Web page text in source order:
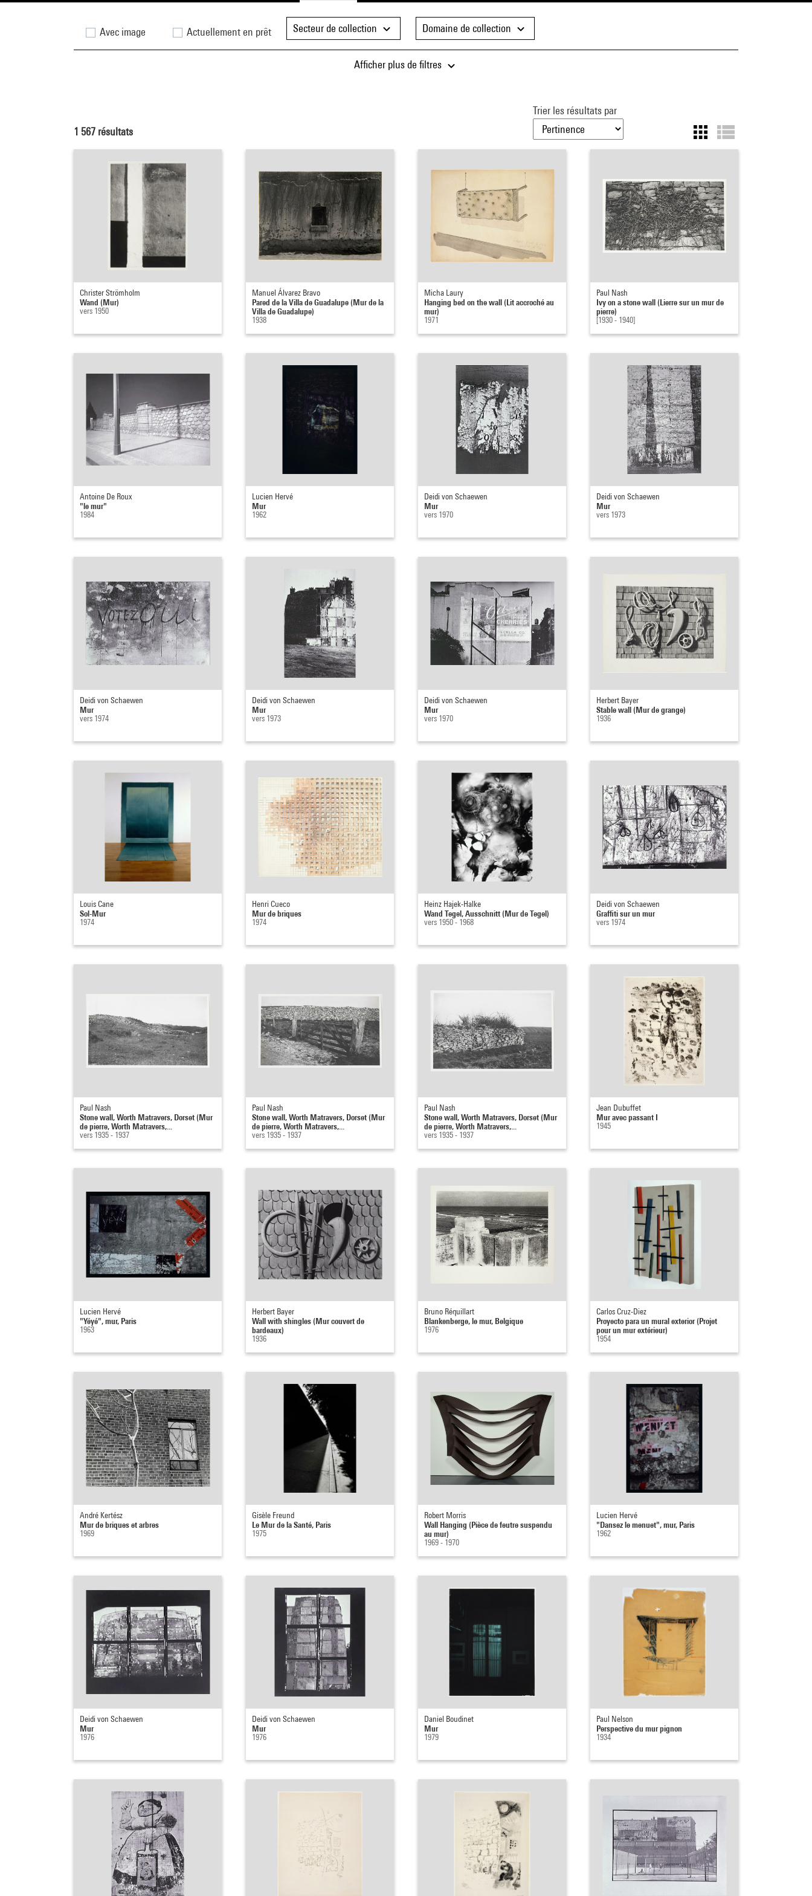
Avec image Actuellement en prêt Secteur de collection Domaine de collection
Afficher plus de filtres
1 567 résultats
Trier les résultats par
Christer Strömholm
Wand (Mur)
vers 1950
Manuel Álvarez Bravo
Pared de la Villa de Guadalupe (Mur de la
Villa de Guadalupe)
1938
Micha Laury
Hanging bed on the wall (Lit accroché au
mur)
1971
Paul Nash
Ivy on a stone wall (Lierre sur un mur de
pierre)
[1930 - 1940]
Antoine De Roux
"le mur"
1984
Lucien Hervé
Mur
1962
Deidi von Schaewen
Mur
vers 1970
Deidi von Schaewen
Mur
vers 1973
Deidi von Schaewen
Mur
vers 1974
Deidi von Schaewen
Mur
vers 1973
Deidi von Schaewen
Mur
vers 1970
Herbert Bayer
Stable wall (Mur de grange)
1936
Louis Cane
Sol-Mur
1974
Henri Cueco
Mur de briques
1974
Heinz Hajek-Halke
Wand Tegel, Ausschnitt (Mur de Tegel)
vers 1950 - 1968
Deidi von Schaewen
Graffiti sur un mur
vers 1974
Paul Nash
Stone wall, Worth Matravers, Dorset (Mur
de pierre, Worth Matravers,...
vers 1935 - 1937
Paul Nash
Stone wall, Worth Matravers, Dorset (Mur
de pierre, Worth Matravers,...
vers 1935 - 1937
Paul Nash
Stone wall, Worth Matravers, Dorset (Mur
de pierre, Worth Matravers,...
vers 1935 - 1937
Jean Dubuffet
Mur avec passant I
1945
Lucien Hervé
"Yéyé", mur, Paris
1963
Herbert Bayer
Wall with shingles (Mur couvert de
bardeaux)
1936
Bruno Réquillart
Blankenberge, le mur, Belgique
1976
Carlos Cruz-Diez
Proyecto para un mural exterior (Projet
pour un mur extérieur)
1954
André Kertész
Mur de briques et arbres
1969
Gisèle Freund
Le Mur de la Santé, Paris
1975
Robert Morris
Wall Hanging (Pièce de feutre suspendu
au mur)
1969 - 1970
Lucien Hervé
"Dansez le menuet", mur, Paris
1962
Deidi von Schaewen
Mur
1976
Deidi von Schaewen
Mur
1976
Daniel Boudinet
Mur
1979
Paul Nelson
Perspective du mur pignon
1934